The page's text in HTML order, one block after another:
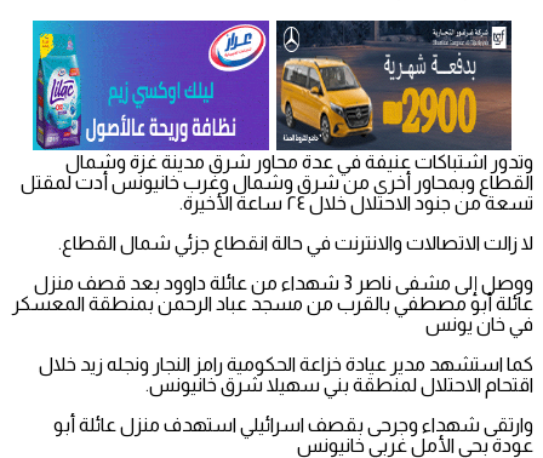
وتدور اشتباكات عنيفة في عدة محاور شرق مدينة غزة وشمال
القطاع وبمحاور أخرى من شرق وشمال وغرب خانيونس أدت لمقتل
تسعة من جنود الاحتلال خلال ٢٤ ساعة الأخيرة.
لا زالت الاتصالات والانترنت في حالة انقطاع جزئي شمال القطاع.
ووصل إلى مشفى ناصر 3 شهداء من عائلة داوود بعد قصف منزل
عائلة أبو مصطفي بالقرب من مسجد عباد الرحمن بمنطقة المعسكر
في خان يونس
كما استشهد مدير عيادة خزاعة الحكومية رامز النجار ونجله زيد خلال
اقتحام الاحتلال لمنطقة بني سهيلا شرق خانيونس.
وارتقى شهداء وجرحى بقصف اسرائيلي استهدف منزل عائلة أبو
عودة بحي الأمل غربي خانيونس